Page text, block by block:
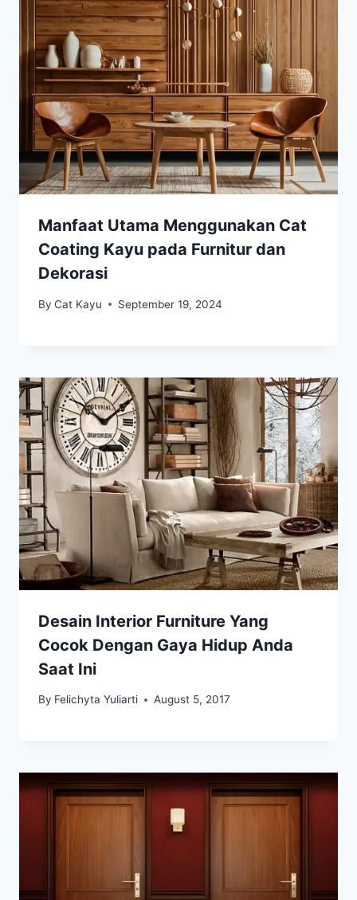
Manfaat Utama Menggunakan Cat
Coating Kayu pada Furnitur dan
Dekorasi
By Cat Kayu September 19, 2024
Desain Interior Furniture Yang
Cocok Dengan Gaya Hidup Anda
Saat Ini
By Felichyta Yuliarti August 5, 2017